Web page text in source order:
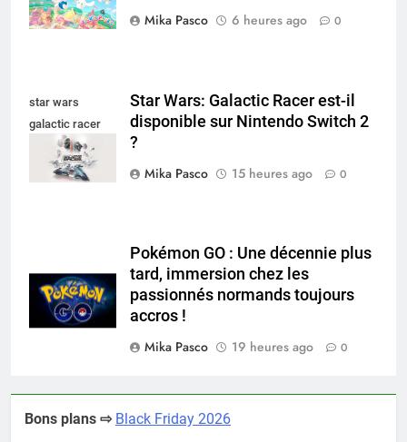
Mika Pasco 6 heures ago 0
star wars
galactic racer
nintendo switch
Star Wars: Galactic Racer est-il
disponible sur Nintendo Switch 2
?
Mika Pasco
15 heures ago 0
Pokémon GO : Une décennie plus
tard, immersion chez les
passionnés normands toujours
accros !
Mika Pasco
19 heures ago 0
Bons plans ⇨ Black Friday 2026